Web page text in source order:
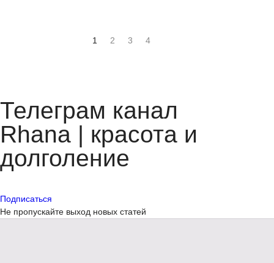
1 2 3 4
Телеграм канал
Rhana | красота и
долголение
Подписаться
Не пропускайте выход новых статей